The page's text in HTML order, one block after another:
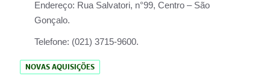
Endereço: Rua Salvatori, n°99, Centro – São
Gonçalo.
Telefone: (021) 3715-9600.
NOVAS AQUISIÇÕES